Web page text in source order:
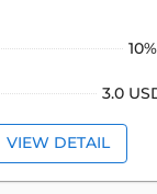
3.0
VIEW DETAIL